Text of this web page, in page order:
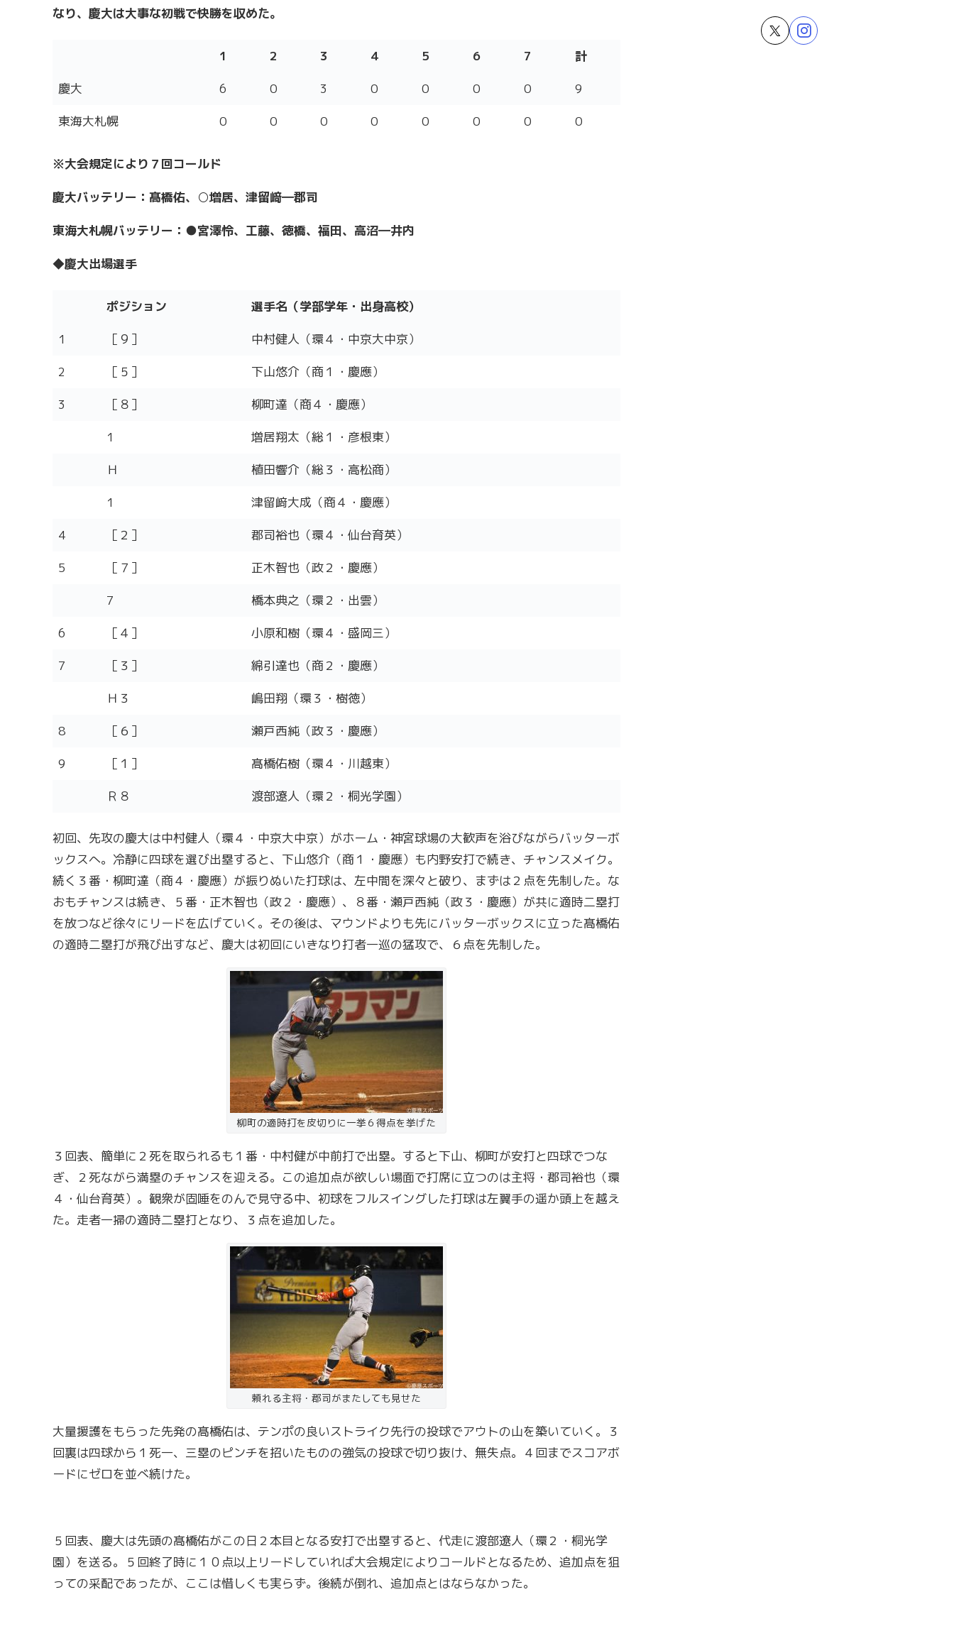
なり、慶大は大事な初戦で快勝を収めた。
1 2 3 4 5 6 7
計
1
2 3 4 5 6 7 計
慶大 6 0 3 0 0 0 0
9
東海大札幌
0 0 0 0 0 0 0 0
※大会規定により７回コールド
慶大バッテリー：髙橋佑、○増居、津留﨑―郡司
東海大札幌バッテリー：●宮澤怜、工藤、徳橋、福田、高沼―井内
◆慶大出場選手
ポジション
選手名（学部学年・出身高校）
ポジション
選手名（学部学年・出身高校）
1 ［９］
中村健人（環４・中京大中京）
2
［５］
下山悠介（商１・慶應）
3
［８］
柳町達（商４・慶應）
1
増居翔太（総１・彦根東）
Ｈ
植田響介（総３・高松商）
1
津留﨑大成（商４・慶應）
4
［２］
郡司裕也（環４・仙台育英）
5
［７］
正木智也（政２・慶應）
7
橋本典之（環２・出雲）
6
［４］
小原和樹（環４・盛岡三）
7
［３］
綿引達也（商２・慶應）
Ｈ３
嶋田翔（環３・樹徳）
8
［６］
瀬戸西純（政３・慶應）
9
［１］
髙橋佑樹（環４・川越東）
Ｒ８
渡部遼人（環２・桐光学園）
初回、先攻の慶大は中村健人（環４・中京大中京）がホーム・神宮球場の大歓声を浴びながらバッターボ
ックスへ。冷静に四球を選び出塁すると、下山悠介（商１・慶應）も内野安打で続き、チャンスメイク。
続く３番・柳町達（商４・慶應）が振りぬいた打球は、左中間を深々と破り、まずは２点を先制した。な
おもチャンスは続き、５番・正木智也（政２・慶應）、８番・瀬戸西純（政３・慶應）が共に適時二塁打
を放つなど徐々にリードを広げていく。その後は、マウンドよりも先にバッターボックスに立った髙橋佑
の適時二塁打が飛び出すなど、慶大は初回にいきなり打者一巡の猛攻で、６点を先制した。
柳町の適時打を皮切りに一挙６得点を挙げた
３回表、簡単に２死を取られるも１番・中村健が中前打で出塁。すると下山、柳町が安打と四球でつな
ぎ、２死ながら満塁のチャンスを迎える。この追加点が欲しい場面で打席に立つのは主将・郡司裕也（環
４・仙台育英）。観衆が固唾をのんで見守る中、初球をフルスイングした打球は左翼手の遥か頭上を越え
た。走者一掃の適時二塁打となり、３点を追加した。
頼れる主将・郡司がまたしても見せた
大量援護をもらった先発の髙橋佑は、テンポの良いストライク先行の投球でアウトの山を築いていく。３
回裏は四球から１死一、三塁のピンチを招いたものの強気の投球で切り抜け、無失点。４回までスコアボ
ードにゼロを並べ続けた。
５回表、慶大は先頭の髙橋佑がこの日２本目となる安打で出塁すると、代走に渡部遼人（環２・桐光学
園）を送る。５回終了時に１０点以上リードしていれば大会規定によりコールドとなるため、追加点を狙
っての采配であったが、ここは惜しくも実らず。後続が倒れ、追加点とはならなかった。
～